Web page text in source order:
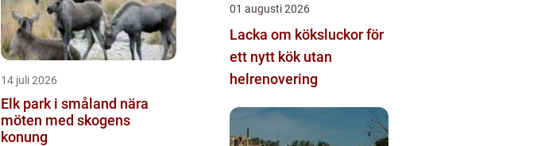
14 juli 2026
Elk park i småland nära
möten med skogens
konung
01 augusti 2026
Lacka om köksluckor för
ett nytt kök utan
helrenovering